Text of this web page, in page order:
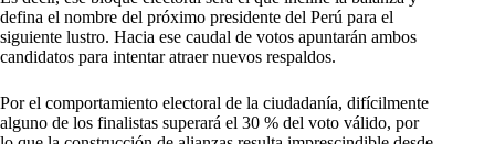
defina el nombre del próximo presidente del Perú para el
siguiente lustro. Hacia ese caudal de votos apuntarán ambos
candidatos para intentar atraer nuevos respaldos.
Por el comportamiento electoral de la ciudadanía, difícilmente
alguno de los finalistas superará el 30 % del voto válido, por